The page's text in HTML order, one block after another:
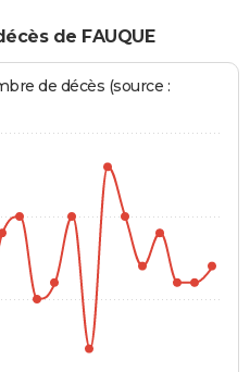
de FAUQUE
de décès (source :